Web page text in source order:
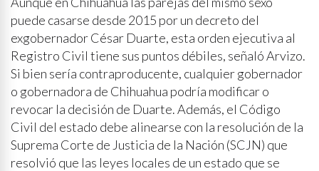
puede casarse desde 2015 por un decreto del
exgobernador César Duarte, esta orden ejecutiva al
Registro Civil tiene sus puntos débiles, señaló Arvizo.
Si bien sería contraproducente, cualquier gobernador
o gobernadora de Chihuahua podría modificar o
revocar la decisión de Duarte. Además, el Código
Civil del estado debe alinearse con la resolución de la
Suprema Corte de Justicia de la Nación (SCJN) que
resolvió que las leyes locales de un estado que se